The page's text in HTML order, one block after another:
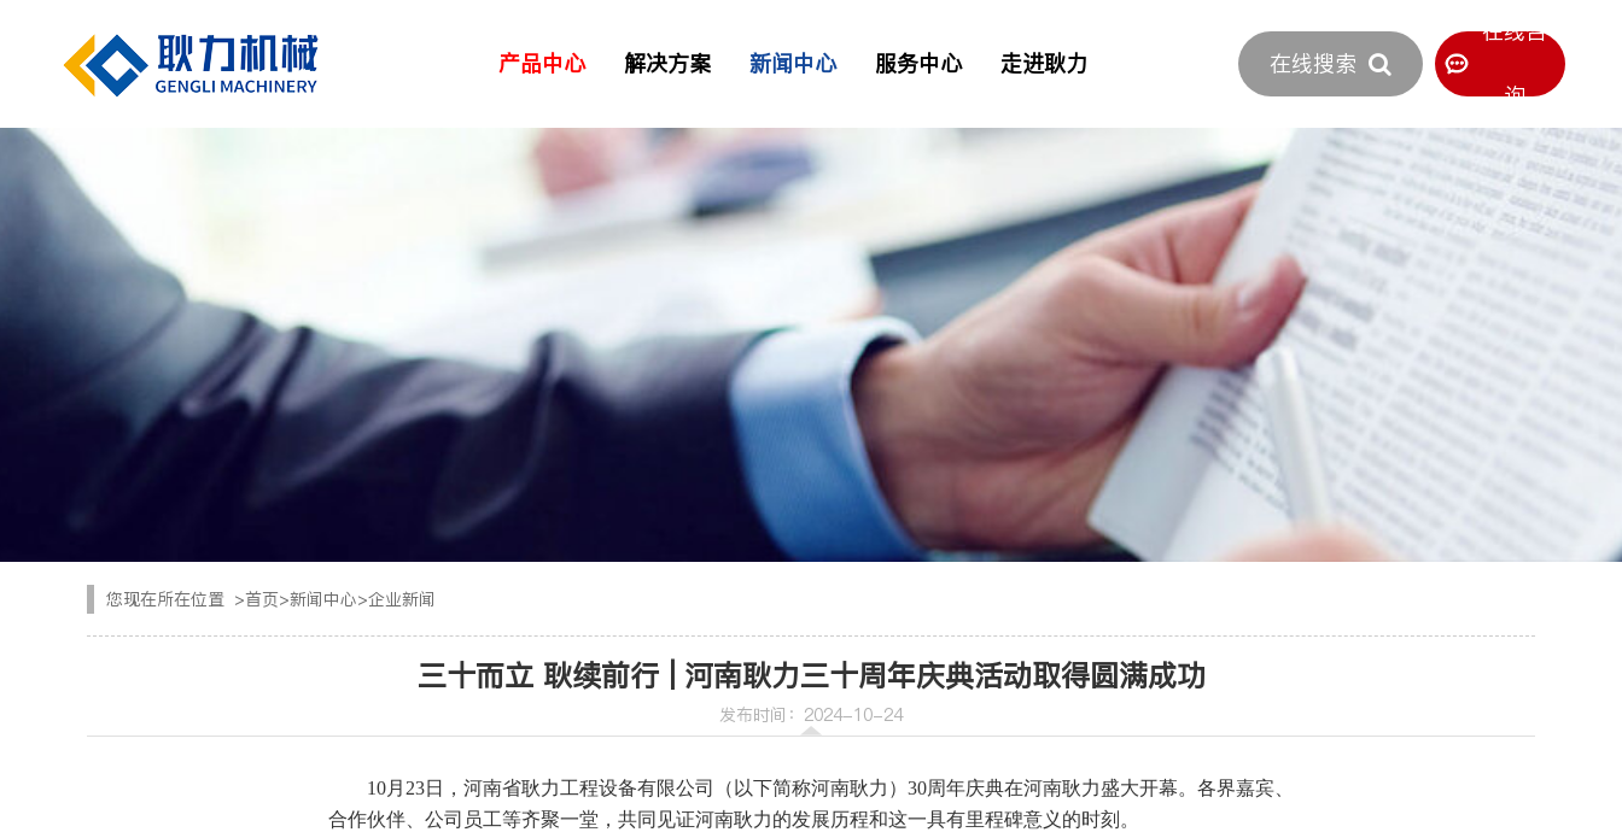
产品中心
产品设备 二衬台车 正品配件
矿用设备 UPS-20JTB混凝土喷射车
UPS-15JT矿用混凝土喷射车
SPB9-T 湿式混凝土喷射机
CYTJ76矿用掘进台车
GKF-60W矿用辅助喷射机械手
JSY-150矿用搅拌机
湿喷设备
注浆设备
400-886-0516
解决方案
> 路桥
> 隧道
> 地下管廊
新闻中心
> 企业新闻
> 行业资讯
> 专题报道
服务中心
> 服务网络
> 常见问题
> 客户培训
> 我要报修
走进耿力
> 荣誉资质
> 工业园区
> 联系我们
在线搜索
在线咨
询
您现在所在位置 >首页>新闻中心>企业新闻
三十而立 耿续前行 | 河南耿力三十周年庆典活动取得圆满成功
发布时间：2024-10-24
10月23日，河南省耿力工程设备有限公司（以下简称河南耿力）30周年庆典在河南耿力盛大开幕。各界嘉宾、
合作伙伴、公司员工等齐聚一堂，共同见证河南耿力的发展历程和这一具有里程碑意义的时刻。